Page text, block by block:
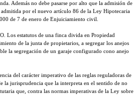
Además no debe pasarse por alto que la admisión de
admitida por el nuevo artículo 86 de la Ley Hipotecaria
de 7 de enero de Enjuiciamiento civil.
Los estatutos de una finca divida en Propiedad
de la junta de propietarios, a segregar los anejos
la segregación de un garaje configurado cono anejo
del carácter imperativo de las reglas reguladoras de
la jurisprudencia que la interpreta en el sentido de no
que, contra las normas imperativas de la Ley sobre